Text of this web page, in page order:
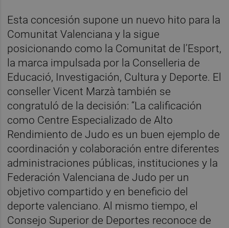
Esta concesión supone un nuevo hito para la
Comunitat Valenciana y la sigue
posicionando como la Comunitat de l’Esport,
la marca impulsada por la Conselleria de
Educació, Investigación, Cultura y Deporte. El
conseller Vicent Marzà también se
congratuló de la decisión: “La calificación
como Centre Especializado de Alto
Rendimiento de Judo es un buen ejemplo de
coordinación y colaboración entre diferentes
administraciones públicas, instituciones y la
Federación Valenciana de Judo per un
objetivo compartido y en beneficio del
deporte valenciano. Al mismo tiempo, el
Consejo Superior de Deportes reconoce de